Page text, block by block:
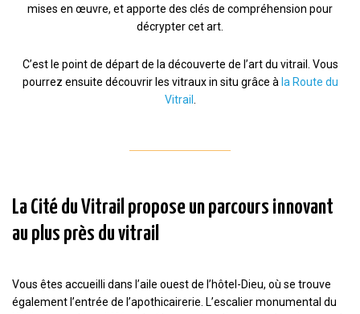
mises en œuvre, et apporte des clés de compréhension pour
décrypter cet art.
C’est le point de départ de la découverte de l’art du vitrail. Vous
pourrez ensuite découvrir les vitraux in situ grâce à la Route du
Vitrail .
La Cité du Vitrail propose un parcours innovant
au plus près du vitrail
Vous êtes accueilli dans l’aile ouest de l’hôtel-Dieu, où se trouve
également l’entrée de l’apothicairerie. L’escalier monumental du